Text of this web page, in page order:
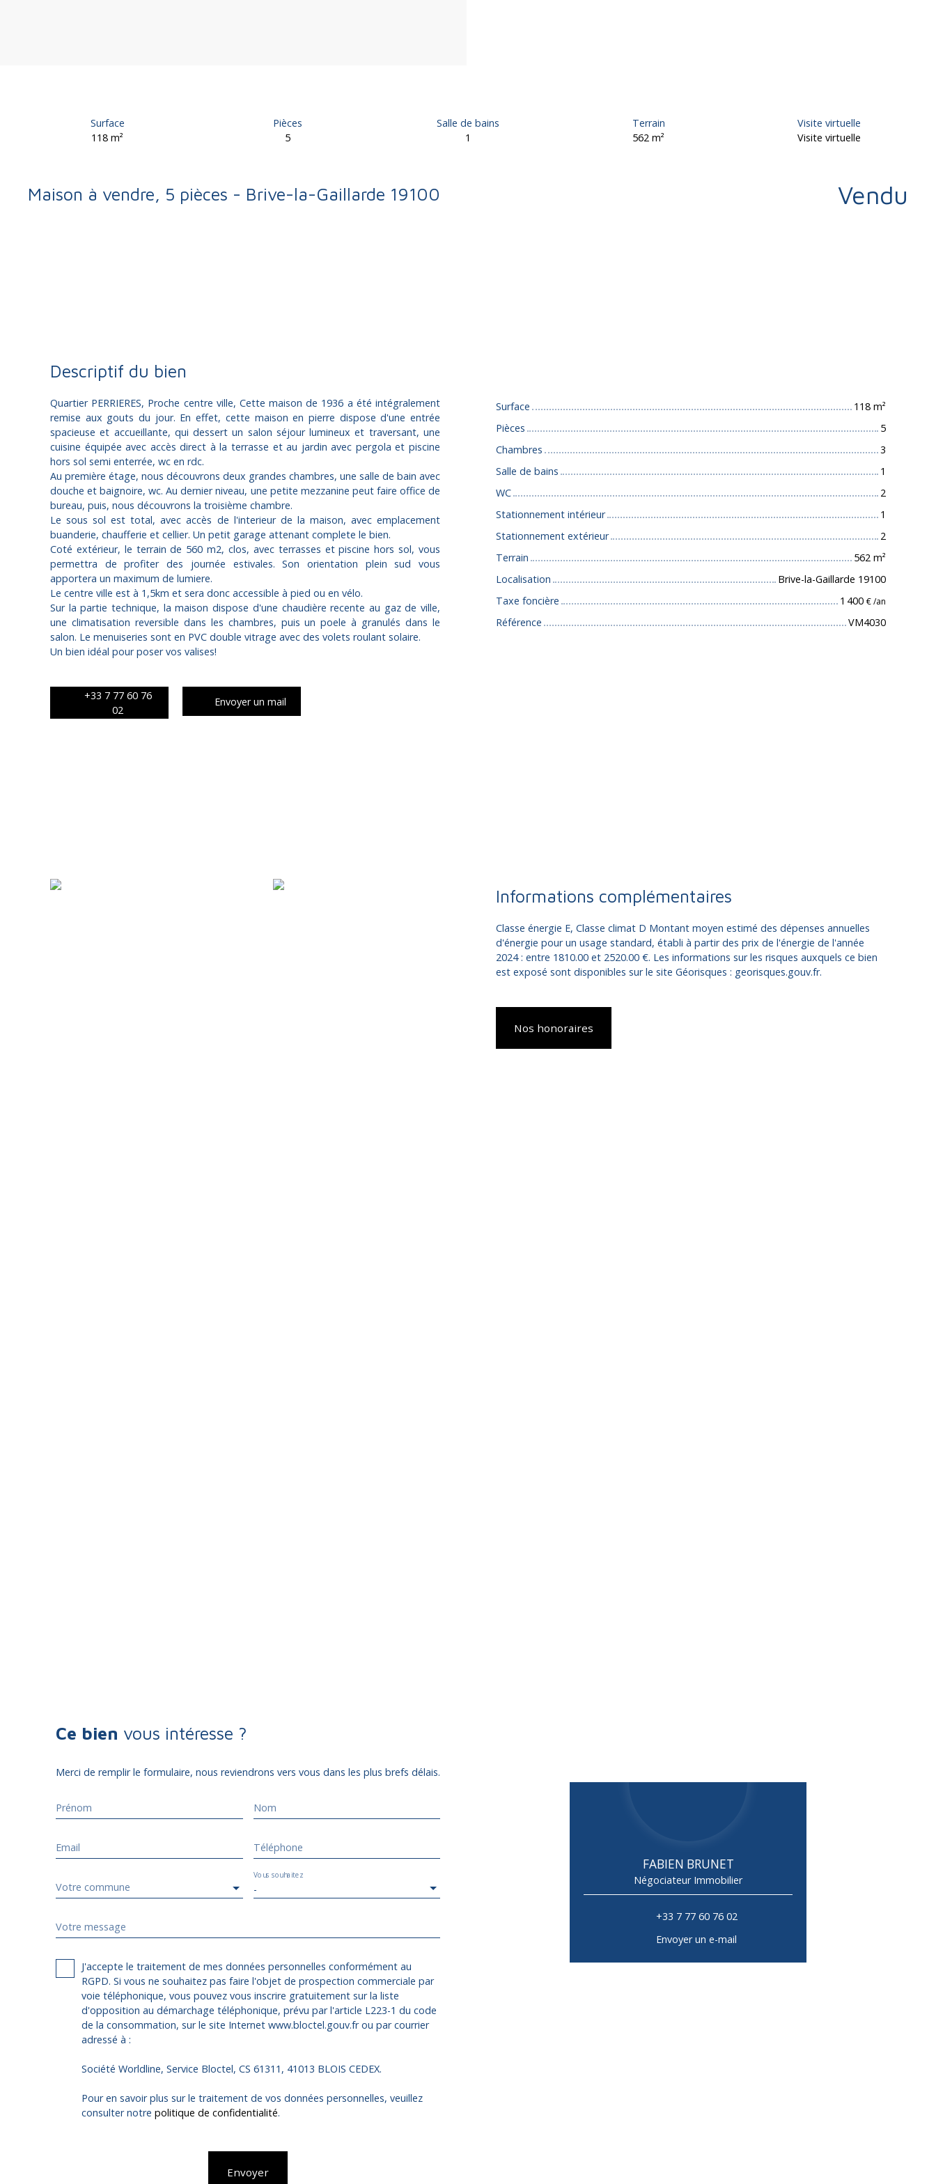
Surface
118 m²
Pièces
5
Salle de bains
1
Terrain
562 m²
Visite virtuelle
Visite virtuelle
Maison à vendre, 5 pièces - Brive-la-Gaillarde 19100 Vendu
Descriptif du bien
Quartier PERRIERES, Proche centre ville, Cette maison de 1936 a été intégralement
remise aux gouts du jour. En effet, cette maison en pierre dispose d'une entrée
spacieuse et accueillante, qui dessert un salon séjour lumineux et traversant, une
cuisine équipée avec accès direct à la terrasse et au jardin avec pergola et piscine
hors sol semi enterrée, wc en rdc.
Au première étage, nous découvrons deux grandes chambres, une salle de bain avec
douche et baignoire, wc. Au dernier niveau, une petite mezzanine peut faire office de
bureau, puis, nous découvrons la troisième chambre.
Le sous sol est total, avec accès de l'interieur de la maison, avec emplacement
buanderie, chaufferie et cellier. Un petit garage attenant complete le bien.
Coté extérieur, le terrain de 560 m2, clos, avec terrasses et piscine hors sol, vous
permettra de profiter des journée estivales. Son orientation plein sud vous
apportera un maximum de lumiere.
Le centre ville est à 1,5km et sera donc accessible à pied ou en vélo.
Sur la partie technique, la maison dispose d'une chaudière recente au gaz de ville,
une climatisation reversible dans les chambres, puis un poele à granulés dans le
salon. Le menuiseries sont en PVC double vitrage avec des volets roulant solaire.
Un bien idéal pour poser vos valises!
+33 7 77 60 76
02
Envoyer un mail
Surface 118 m²
Pièces
5
Chambres
3
Salle de bains
1
WC
2
Stationnement intérieur
1
Stationnement extérieur
2
Terrain
562 m²
Localisation
Brive-la-Gaillarde 19100
Taxe foncière
1 400 € /an
Référence VM4030
Informations complémentaires
Classe énergie E, Classe climat D Montant moyen estimé des dépenses annuelles
d'énergie pour un usage standard, établi à partir des prix de l'énergie de l'année
2024 : entre 1810.00 et 2520.00 €. Les informations sur les risques auxquels ce bien
est exposé sont disponibles sur le site Géorisques : georisques.gouv.fr.
Nos honoraires
Ce bien vous intéresse ?
Merci de remplir le formulaire, nous reviendrons vers vous dans les plus brefs délais.
Prénom Nom
Email Téléphone
Votre commune -
Vous souhaitez
Votre message
J'accepte le traitement de mes données personnelles conformément au
RGPD. Si vous ne souhaitez pas faire l'objet de prospection commerciale par
voie téléphonique, vous pouvez vous inscrire gratuitement sur la liste
d'opposition au démarchage téléphonique, prévu par l'article L223-1 du code
de la consommation, sur le site Internet www.bloctel.gouv.fr ou par courrier
adressé à :
Société Worldline, Service Bloctel, CS 61311, 41013 BLOIS CEDEX.
Pour en savoir plus sur le traitement de vos données personnelles, veuillez
consulter notre politique de confidentialité.
Envoyer
FABIEN BRUNET
Négociateur Immobilier
+33 7 77 60 76 02
Envoyer un e-mail